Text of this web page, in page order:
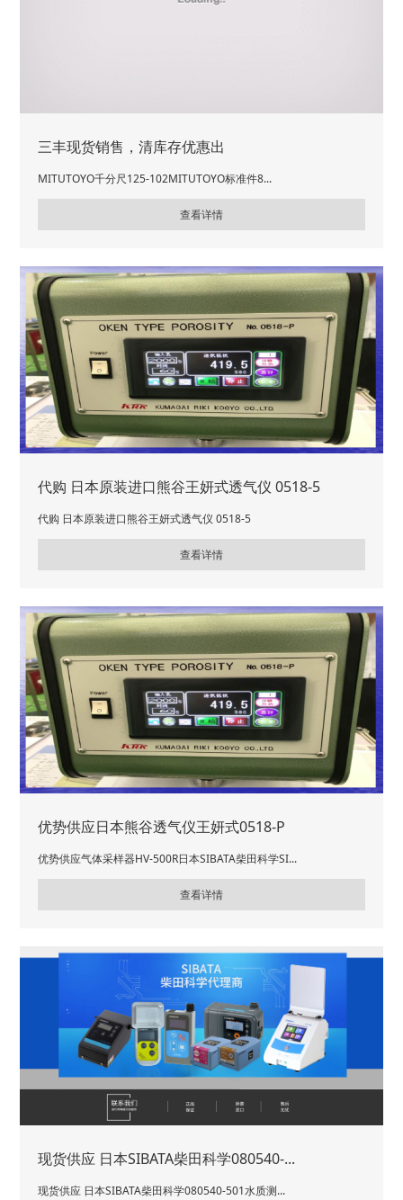
三丰现货销售，清库存优惠出
MITUTOYO千分尺125-102MITUTOYO标准件8...
查看详情
代购 日本原装进口熊谷王妍式透气仪 0518-5
代购 日本原装进口熊谷王妍式透气仪 0518-5
查看详情
优势供应日本熊谷透气仪王妍式0518-P
优势供应气体采样器HV-500R日本SIBATA柴田科学SI...
查看详情
现货供应 日本SIBATA柴田科学080540-...
现货供应 日本SIBATA柴田科学080540-501水质测...